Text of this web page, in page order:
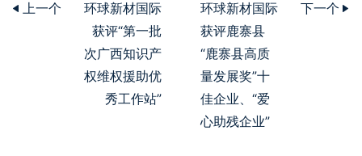
上一个
环球新材国际
获评“第一批
次广西知识产
权维权援助优
秀工作站”
环球新材国际
获评鹿寨县
“鹿寨县高质
量发展奖”十
佳企业、“爱
心助残企业”
下一个